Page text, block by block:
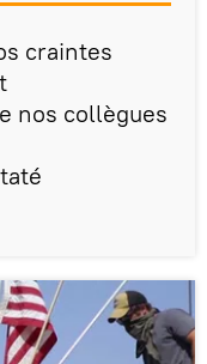
craintes
nos collègues